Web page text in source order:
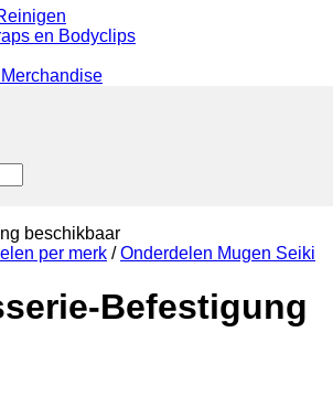
en Bodyclips
per merk / Onderdelen Mugen Seiki
Befestigung